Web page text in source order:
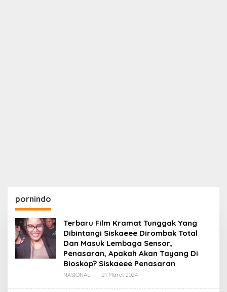
pornindo
Terbaru Film Kramat Tunggak Yang
Dibintangi Siskaeee Dirombak Total
Dan Masuk Lembaga Sensor,
Penasaran, Apakah Akan Tayang Di
Bioskop? Siskaeee Penasaran
NASIONAL 21 Maret 2024Oleh